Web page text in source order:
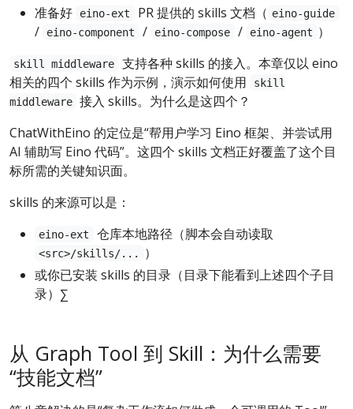
准备好
eino-ext PR 提供的 skills 文档（ eino-guide
/ eino-component / eino-compose / eino-agent ）
skill middleware
支持各种 skills 的接入。本章仅以 eino
相关的四个 skills 作为示例，演示如何使用
skill
middleware 接入 skills。为什么是这四个？
ChatWithEino 的定位是“帮用户学习 Eino 框架、并尝试用
AI 辅助写 Eino 代码”。这四个 skills 文档正好覆盖了这个目
标所需的关键知识面。
skills 的来源可以是：
eino-ext 仓库本地路径（脚本会自动读取
<src>/skills/...
）
或你已安装 skills 的目录（目录下能看到上述四个子目
录）∑
从 Graph Tool 到 Skill：为什么需要
“技能文档”